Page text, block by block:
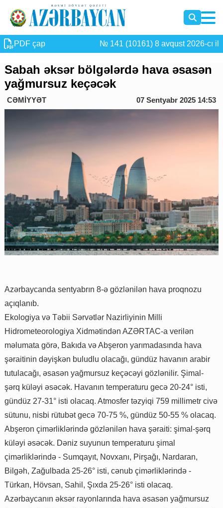
PDF çap № 141 (10161) 8 avqust 2026-cı il
Sabah əksər bölgələrdə hava əsasən
yağmursuz keçəcək
CƏMİYYƏT 07 Sentyabr 2025 14:53
Azərbaycanda sentyabrın 8-ə gözlənilən hava proqnozu
açıqlanıb.
Ekologiya və Təbii Sərvətlər Nazirliyinin Milli
Hidrometeorologiya Xidmətindən AZƏRTAC-a verilən
məlumata görə, Bakıda və Abşeron yarımadasında hava
şəraitinin dəyişkən buludlu olacağı, gündüz havanın arabir
tutulacağı, əsasən yağmursuz keçəcəyi gözlənilir. Şimal-
şərq küləyi əsəcək. Havanın temperaturu gecə 20-24° isti,
gündüz 27-31° isti olacaq. Atmosfer təzyiqi 759 millimetr civə
sütunu, nisbi rütubət gecə 70-75 %, gündüz 50-55 % olacaq.
Abşeron çimərliklərində gözlənilən hava şəraiti: şimal-şərq
küləyi əsəcək. Dəniz suyunun temperaturu şimal
çimərliklərində - Sumqayıt, Novxanı, Pirşağı, Nardaran,
Bilgəh, Zağulbada 25-26° isti, cənub çimərliklərində -
Türkan, Hövsan, Sahil, Şıxda 25-26° isti olacaq.
Azərbaycanın əksər rayonlarında hava əsasən yağmursuz